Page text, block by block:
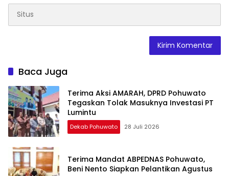
Baca Juga
Terima Aksi AMARAH, DPRD Pohuwato
Tegaskan Tolak Masuknya Investasi PT
Lumintu
Dekab Pohuwato 28 Juli 2026
Terima Mandat ABPEDNAS Pohuwato,
Beni Nento Siapkan Pelantikan Agustus